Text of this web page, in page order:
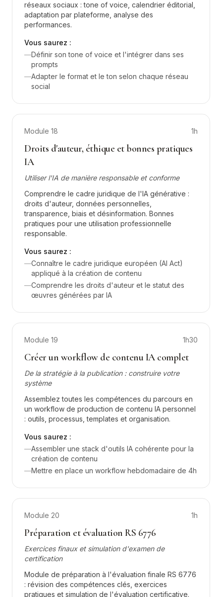
réseaux sociaux : tone of voice, calendrier éditorial,
adaptation par plateforme, analyse des
performances.
Vous saurez :
—Définir son tone of voice et l'intégrer dans ses
prompts
—Adapter le format et le ton selon chaque réseau
social
Module 18 1h
Droits d'auteur, éthique et bonnes pratiques
IA
Utiliser l'IA de manière responsable et conforme
Comprendre le cadre juridique de l'IA générative :
droits d'auteur, données personnelles,
transparence, biais et désinformation. Bonnes
pratiques pour une utilisation professionnelle
responsable.
Vous saurez :
—Connaître le cadre juridique européen (AI Act)
appliqué à la création de contenu
—Comprendre les droits d'auteur et le statut des
œuvres générées par IA
Module 19 1h30
Créer un workflow de contenu IA complet
De la stratégie à la publication : construire votre
système
Assemblez toutes les compétences du parcours en
un workflow de production de contenu IA personnel
: outils, processus, templates et organisation.
Vous saurez :
—Assembler une stack d'outils IA cohérente pour la
création de contenu
—Mettre en place un workflow hebdomadaire de 4h
Module 20 1h
Préparation et évaluation RS 6776
Exercices finaux et simulation d'examen de
certification
Module de préparation à l'évaluation finale RS 6776
: révision des compétences clés, exercices
pratiques et simulation de l'évaluation certificative.